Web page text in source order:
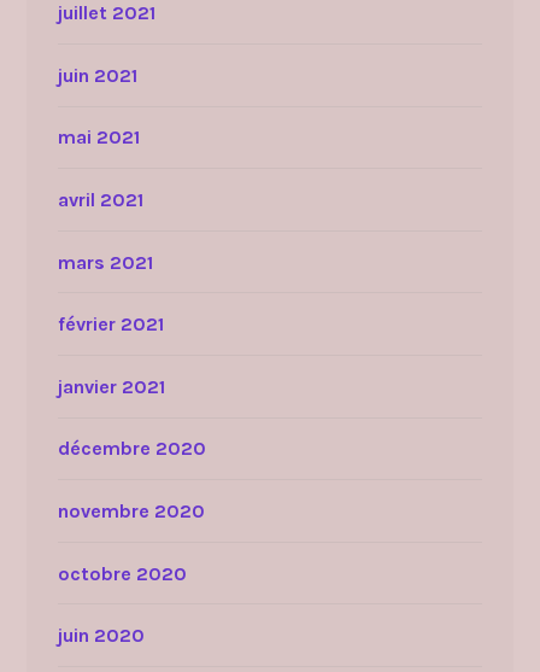
juillet 2021
juin 2021
mai 2021
avril 2021
mars 2021
février 2021
janvier 2021
décembre 2020
novembre 2020
octobre 2020
juin 2020